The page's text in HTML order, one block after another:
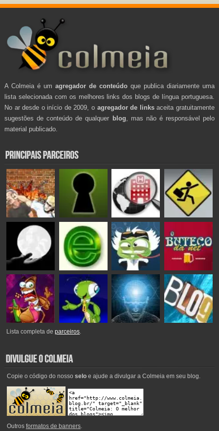
A Colmeia é um agregador de conteúdo que publica diariamente uma
lista selecionada com os melhores links dos blogs de língua portuguesa.
No ar desde o início de 2009, o agregador de linksaceita gratuitamente
sugestões de conteúdo de qualquer blog , mas não é responsável pelo
material publicado.
Lista completa deparceiros.
Copie o código do nosso seloe ajude a divulgar a Colmeia em seu blog.
Outros formatos de banners.